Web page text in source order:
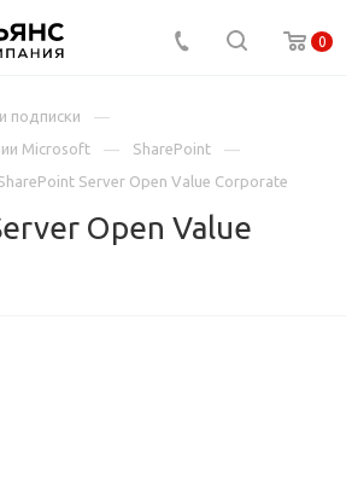
0
подписки
Microsoft
SharePoint
Server Open Value Corporate
Open Value